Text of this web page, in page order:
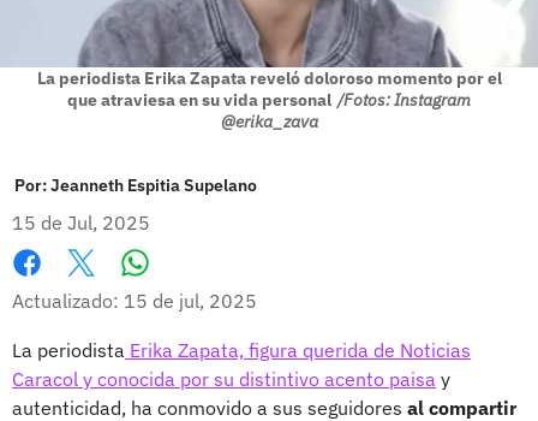
La periodista Erika Zapata reveló doloroso momento por el
que atraviesa en su vida personal /Fotos: Instagram
@erika_zava
Por:Jeanneth Espitia Supelano
15 de Jul, 2025
Facebook
X
Actualizado: 15 de jul, 2025
La periodista Erika Zapata, figura querida de Noticias
Caracol y conocida por su distintivo acento paisa y
autenticidad, ha conmovido a sus seguidores al compartir